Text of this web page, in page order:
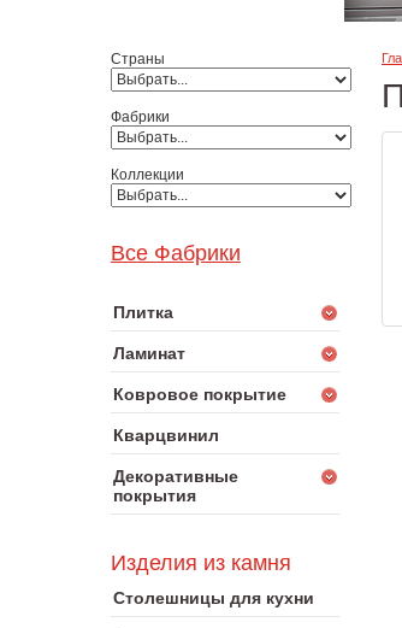
Страны
Фабрики
Коллекции
Все Фабрики
Плитка
Ламинат
Ковровое покрытие
Кварцвинил
Декоративные
покрытия
Изделия из камня
Столешницы для кухни